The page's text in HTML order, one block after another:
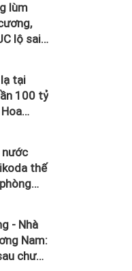
lùm
lộ sai
tại
100 tỷ
nước
thế
lỗ
- Nhà
Nam:
chưa